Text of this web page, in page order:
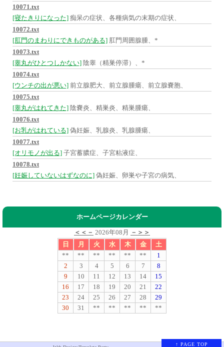
10071.txt
[寝たきりになった] 痴呆の症状、各種病気の末期の症状、
10072.txt
[肛門のまわりにできものがある] 肛門周囲腺腫、*
10073.txt
[睾丸がひとつしかない] 陰睾（精巣停滞）、*
10074.txt
[ウンチの出が悪い] 前立腺肥大、前立腺腫瘍、前立腺嚢胞、
10075.txt
[睾丸がはれてきた] 陰嚢炎、精巣炎、精巣腫瘍、
10076.txt
[お乳がはれている] 偽妊娠、乳腺炎、乳腺腫瘍、
10077.txt
[オリモノが出る] 子宮蓄膿症、子宮粘液症、
10078.txt
[妊娠していないはずなのに] 偽妊娠、卵巣や子宮の病気、
ホームページカレンダー
＜＜－ 2026年08月
－＞＞
日
月 火 水 木 金
土
**
** ** ** ** **
1
2
3 4 5 6 7
8
9
10 11 12 13 14
15
16
17 18 19 20 21
22
23
24 25 26 27 28
29
30
31 ** ** ** ** **
↑ PAGE TOP